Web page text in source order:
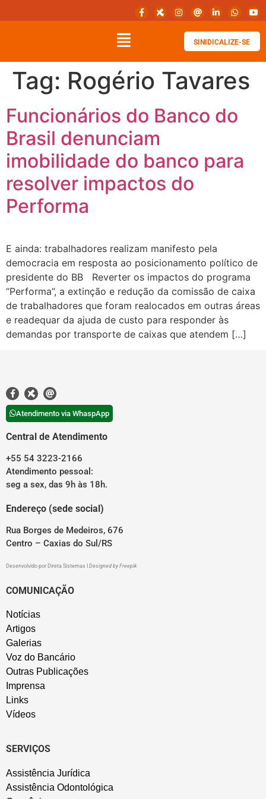
SINIDICALIZE-SE
Tag: Rogério Tavares
Funcionários do Banco do
Brasil denunciam
imobilidade do banco para
resolver impactos do
Performa
E ainda: trabalhadores realizam manifesto pela
democracia em resposta ao posicionamento político de
presidente do BB Reverter os impactos do programa
“Performa”, a extinção e redução da comissão de caixa
de trabalhadores que foram realocados em outras áreas
e readequar da ajuda de custo para responder às
demandas por transporte de caixas que atendem […]
Atendimento via WhaspApp
Central de Atendimento
+55 54 3223-2166
Atendimento pessoal:
seg a sex, das 9h às 18h.
Endereço (sede social)
Rua Borges de Medeiros, 676
Centro – Caxias do Sul/RS
Desenvolvido por Direta Sistemas Designed by Freepik
COMUNICAÇÃO
Notícias
Artigos
Galerias
Voz do Bancário
Outras Publicações
Imprensa
Links
Vídeos
SERVIÇOS
Assistência Jurídica
Assistência Odontológica